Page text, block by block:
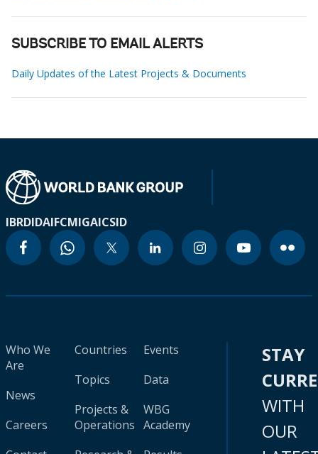
SUBSCRIBE TO EMAIL ALERTS
Daily Updates of the Latest Projects & Documents
IBRDIDAIFCMIGAICSID
Who We
Are
News
Careers
Countries
Topics
Projects &
Operations
Events
Data
WBG
Academy
STAY
WITH
OUR